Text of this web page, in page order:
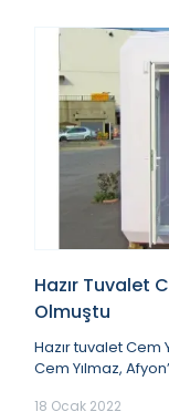
Hazır Tuvalet
Olmuştu
Hazır tuvalet Cem
Cem Yılmaz,
18 Ocak 2022